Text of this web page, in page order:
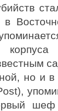
в
но и
шеф